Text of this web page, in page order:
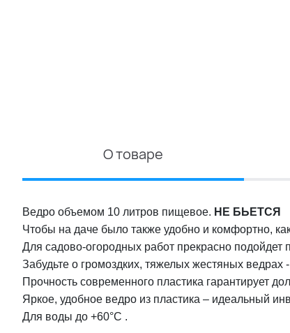
О товаре
Ведро объемом 10 литров пищевое. НЕ БЬЕТСЯ
Чтобы на даче было также удобно и комфортно,
Для садово-огородных работ прекрасно подойдет
Забудьте о громоздких, тяжелых жестяных
Прочность современного пластика гарантирует
Яркое, удобное ведро из пластика – идеальный
Для воды до +60°C .